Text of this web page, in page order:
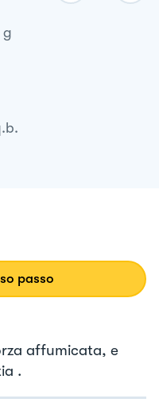
g
passo
affumicata, e
.